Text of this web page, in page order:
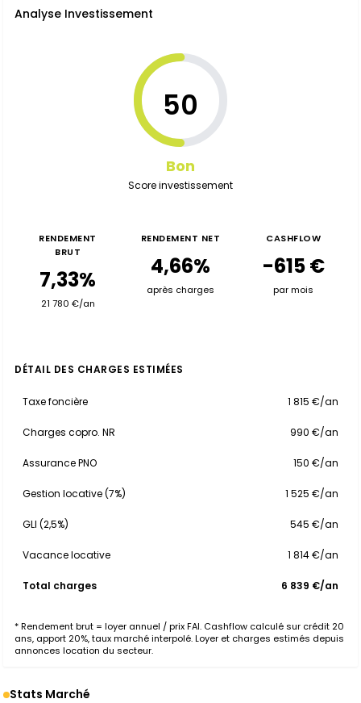
Analyse Investissement
50
Bon
Score investissement
RENDEMENT
BRUT
7,33%
21 780 €/an
RENDEMENT NET
4,66%
après charges
CASHFLOW
-615 €
par mois
DÉTAIL DES CHARGES ESTIMÉES
Taxe foncière 1 815 €/an
Charges copro. NR 990 €/an
Assurance PNO 150 €/an
Gestion locative (7%) 1 525 €/an
GLI (2,5%) 545 €/an
Vacance locative 1 814 €/an
Total charges 6 839 €/an
* Rendement brut = loyer annuel / prix FAI. Cashflow calculé sur crédit 20
ans, apport 20%, taux marché interpolé. Loyer et charges estimés depuis
annonces location du secteur.
Stats Marché